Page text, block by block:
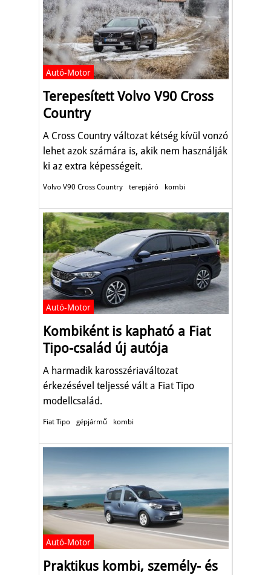
Autó-Motor
Terepesített Volvo V90 Cross
Country
A Cross Country változat kétség kívül vonzó
lehet azok számára is, akik nem használják
ki az extra képességeit.
Volvo V90 Cross Country terepjáró kombi
Autó-Motor
Kombiként is kapható a Fiat
Tipo-család új autója
A harmadik karosszériaváltozat
érkezésével teljessé vált a Fiat Tipo
modellcsalád.
Fiat Tipo gépjármű kombi
Autó-Motor
Praktikus kombi, személy- és